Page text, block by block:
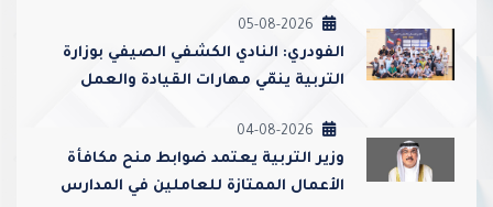
05-08-2026
الفودري: النادي الكشفي الصيفي بوزارة
التربية ينمّي مهارات القيادة والعمل
04-08-2026
وزير التربية يعتمد ضوابط منح مكافأة
الأعمال الممتازة للعاملين في المدارس